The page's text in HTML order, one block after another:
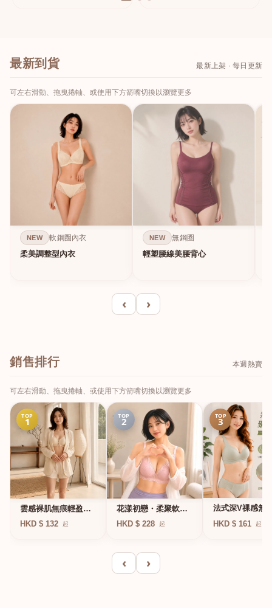
最新到貨 最新上架 · 每日更新
可左右滑動、拖曳捲軸、或使用下方箭嘴切換以瀏覽更多
NEW 軟鋼圈內衣
柔美調整型內衣
NEW 無鋼圈
輕塑腰線美腰背心
‹ ›
銷售排行 本週熱賣
可左右滑動、拖曳捲軸、或使用下方箭嘴切換以瀏覽更多
TOP
1
雲感裸肌無痕輕盈無
鋼圈內衣
HKD $ 132 起
TOP
2
花漾初戀・柔聚軟鋼
圈蕾絲內衣
HKD $ 228 起
TOP
3
法式深V祼感無
凍軟支撐條無鋼
HKD $ 161 起
‹ ›